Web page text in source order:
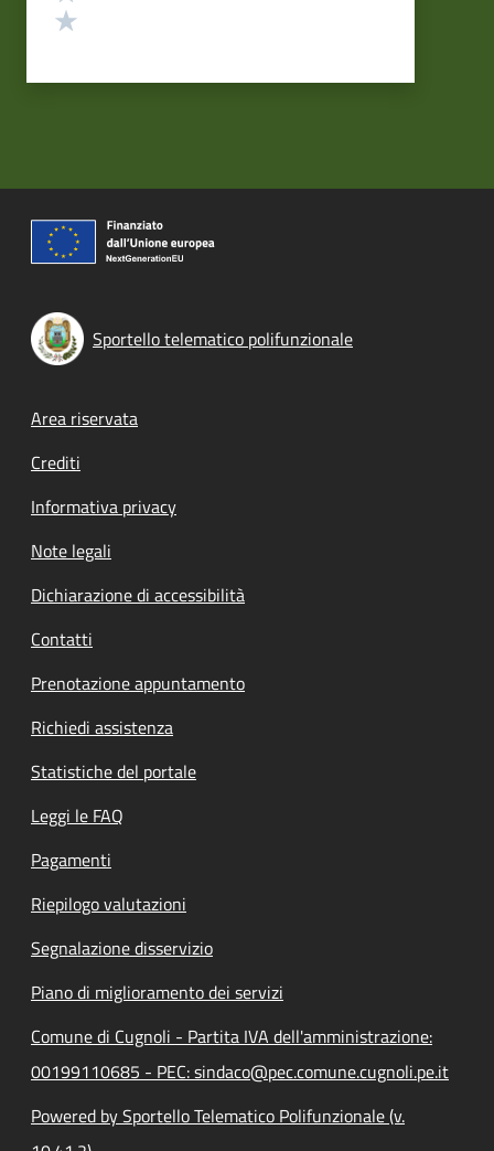
Sportello telematico polifunzionale
Footer menu
Area riservata
Crediti
Informativa privacy
Note legali
Dichiarazione di accessibilità
Contatti
Prenotazione appuntamento
Richiedi assistenza
Statistiche del portale
Leggi le FAQ
Pagamenti
Riepilogo valutazioni
Segnalazione disservizio
Piano di miglioramento dei servizi
Comune di Cugnoli - Partita IVA dell'amministrazione:
00199110685 - PEC: sindaco@pec.comune.cugnoli.pe.it
Powered by Sportello Telematico Polifunzionale (v.